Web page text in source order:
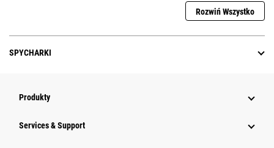
Rozwiń Wszystko
SPYCHARKI
Produkty
Services & Support